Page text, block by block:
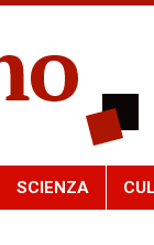
SCIENZA